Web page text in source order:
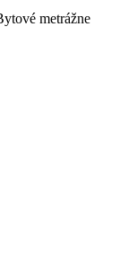
metrážne